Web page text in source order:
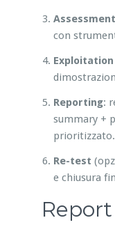
Assessment
con
Reporting:
summary +
prioritizzato.
Re-test
e chiusura